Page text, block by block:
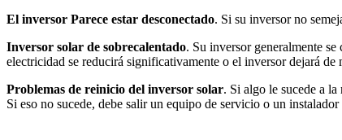
El inversor Parece estar desconectado. Si su inversor no
Inversor solar de sobrecalentado. Su inversor generalmente
electricidad se reducirá significativamente o el inversor dejará de
Problemas de reinicio del inversor solar. Si algo le sucede a
Si eso no sucede, debe salir un equipo de servicio o un